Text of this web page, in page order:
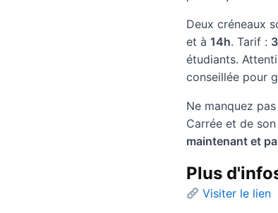
Deux créneaux
et à 14h. Tarif :
étudiants.
conseillée pour
Ne manquez
Carrée et de
maintenant et
Plus
Visiter le lien